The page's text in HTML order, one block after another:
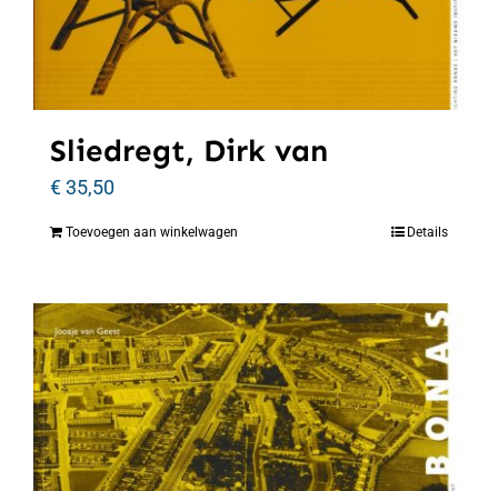
Sliedregt, Dirk van
€35,50
Toevoegen aan winkelwagen Details